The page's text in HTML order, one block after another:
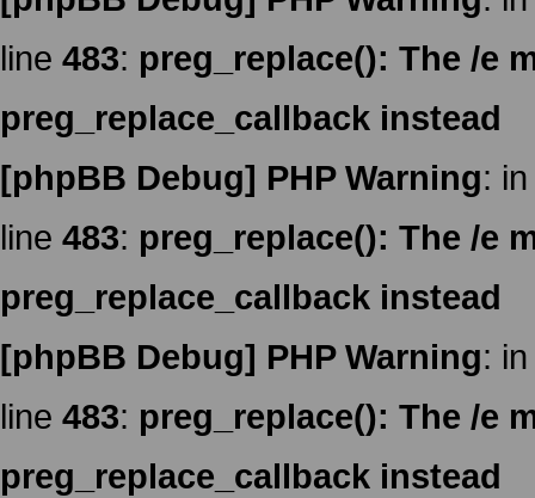
line 483: preg_replace(): The /e
preg_replace_callback instead
[phpBB Debug] PHP Warning:
line 483: preg_replace(): The /e
preg_replace_callback instead
[phpBB Debug] PHP Warning:
line 483: preg_replace(): The /e
preg_replace_callback instead